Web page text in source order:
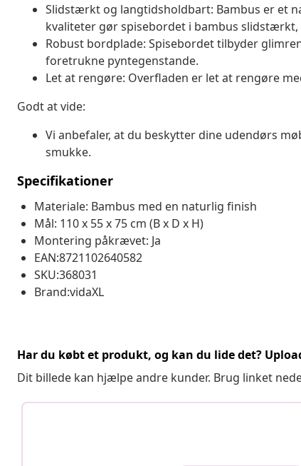
Slidstærkt og langtidsholdbart: Bambus er et
kvaliteter gør spisebordet i bambus
Robust bordplade: Spisebordet tilbyder
foretrukne pyntegenstande.
Let at rengøre: Overfladen er let at rengøre
Godt at vide:
Vi anbefaler, at du beskytter dine udendørs
smukke.
Specifikationer
Materiale: Bambus med en naturlig finish
Mål: 110 x 55 x 75 cm (B x D x H)
Montering påkrævet: Ja
EAN:8721102640582
SKU:368031
Brand:vidaXL
Har du købt et produkt, og kan du lide det?
Dit billede kan hjælpe andre kunder. Brug linket